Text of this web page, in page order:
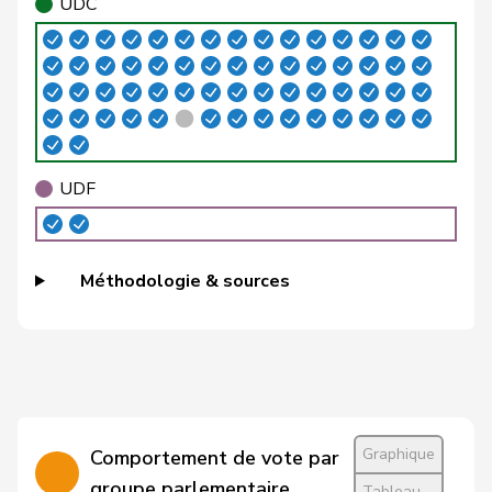
Brizzi Simona PSS S AG
Büchel
Roland
Rino
UDC V SG
Buffat Michaël UDC V
VD
Bühler
Manfred UDC V
BE
Marbach
Christine Centre
M-E
ZH
Calame
Didier UDC
UDF
Méthodologie & sources
Comportement de vote par
Graphique